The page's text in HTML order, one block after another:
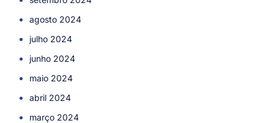
agosto 2024
julho 2024
junho 2024
maio 2024
abril 2024
março 2024